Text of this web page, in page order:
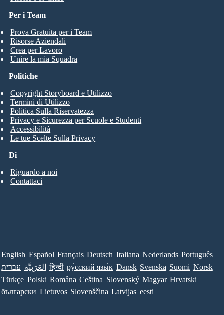
Per i Team
Prova Gratuita per i Team
Risorse Aziendali
Crea per Lavoro
Unire la mia Squadra
Di
Riguardo a noi
Contattaci
Politiche
Copyright Storyboard e Utilizzo
Termini di Utilizzo
Politica Sulla Riservatezza
Privacy e Sicurezza per Scuole e Studenti
Accessibilità
Le tue Scelte Sulla Privacy
English Español Français Deutsch Italiana Nederlands Português
עברית العَرَبِيَّة हिन्दी ру́сский язы́к Dansk Svenska Suomi Norsk
Türkçe Polski Româna Ceština Slovenský Magyar Hrvatski
български Lietuvos Slovenščina Latvijas eesti